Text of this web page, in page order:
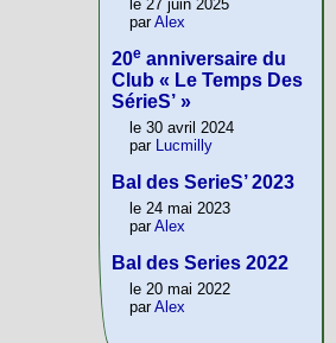
le 27 juin 2025
parAlex
20e anniversaire du
Club « Le Temps Des
SérieS’ »
le 30 avril 2024
par
Lucmilly
Bal des SerieS’ 2023
le 24 mai 2023
parAlex
Bal des Series 2022
le 20 mai 2022
parAlex